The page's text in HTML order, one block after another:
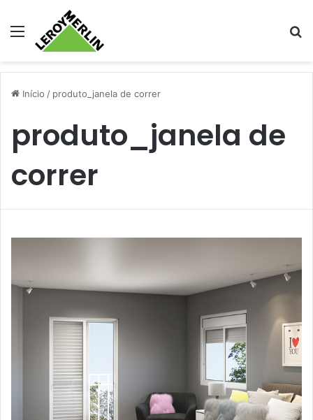
Menu
Início / produto_janela de correr
produto_janela de
correr